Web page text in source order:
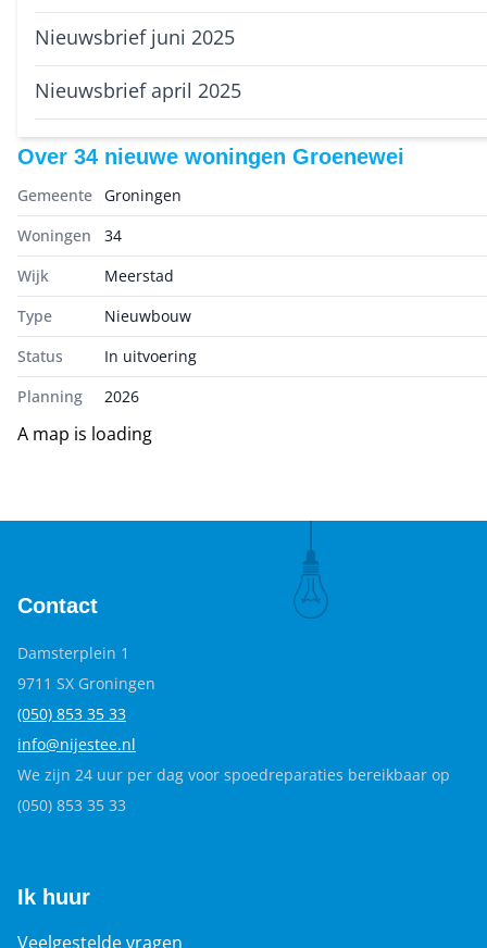
Nieuwsbrief juni 2025
Nieuwsbrief april 2025
Over 34 nieuwe woningen Groenewei
Gemeente
Groningen
Woningen
34
Wijk
Meerstad
Type
Nieuwbouw
Status
In uitvoering
Planning
2026
A map is loading
Contact
Damsterplein 1
9711 SX Groningen
(050) 853 35 33
info@nijestee.nl
We zijn 24 uur per dag voor spoedreparaties bereikbaar op
(050) 853 35 33
Ik huur
Veelgestelde vragen